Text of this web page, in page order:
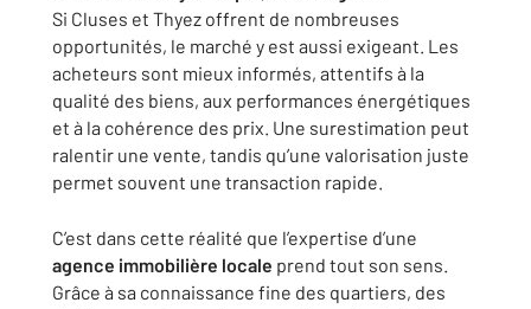
Si Cluses et Thyez offrent de nombreuses
opportunités, le marché y est aussi exigeant. Les
acheteurs sont mieux informés, attentifs à la
qualité des biens, aux performances énergétiques
et à la cohérence des prix. Une surestimation peut
ralentir une vente, tandis qu’une valorisation juste
permet souvent une transaction rapide.
C’est dans cette réalité que l’expertise d’une
agence immobilière locale prend tout son sens.
Grâce à sa connaissance fine des quartiers, des